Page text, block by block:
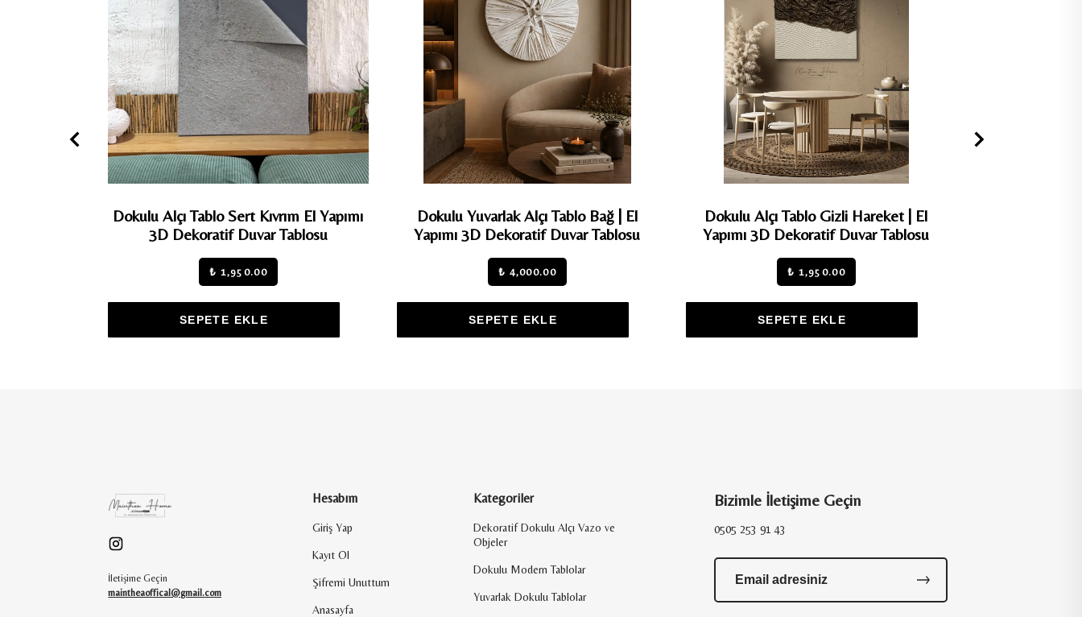
Dokulu Yuvarlak Alçı Tablo Bağ | El
Yapımı 3D Dekoratif Duvar Tablosu
Dokulu Alçı Tablo Gizli Hareket | El
Yapımı 3D Dekoratif Duvar Tablosu
Dokulu Tablo Lunar Drapery | El Yapımı
3D Dekoratif Duvar Tablosu
2'li Dokulu Alçı Tablo Metal
Yapımı 3D Dekoratif Duvar
İletişime Geçin
maintheaoffical@gmail.com
Hesabım
Giriş Yap
Kayıt Ol
Şifremi Unuttum
Anasayfa
Kategoriler
Dekoratif Dokulu Alçı Vazo ve
Objeler
Dokulu Modern Tablolar
Yuvarlak Dokulu Tablolar
Bizimle İletişime Geçin
0505 253 91 43